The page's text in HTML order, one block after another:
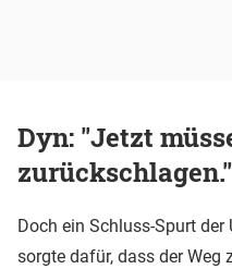
Dyn: "Jetzt
zurückschlagen."
Doch ein Schluss-Spurt
sorgte dafür, dass der